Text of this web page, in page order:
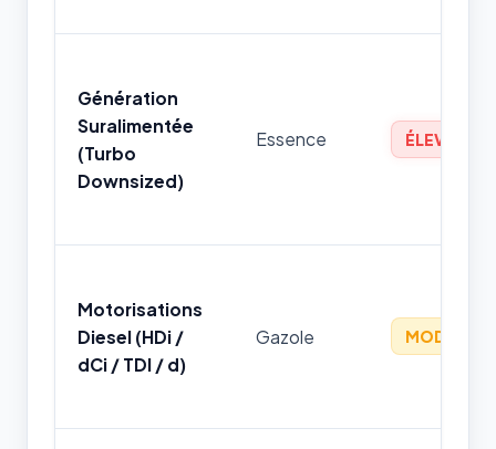
Génération
Suralimentée
(Turbo
Downsized)
Essence ÉLEVÉ
Motorisations
Diesel (HDi /
dCi / TDI / d)
Gazole MODÉRÉ